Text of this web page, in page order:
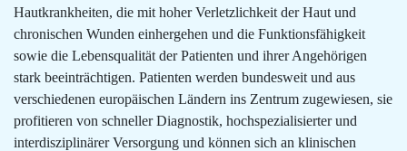
Hautkrankheiten, die mit hoher Verletzlichkeit der Haut und
chronischen Wunden einhergehen und die Funktionsfähigkeit
sowie die Lebensqualität der Patienten und ihrer Angehörigen
stark beeinträchtigen. Patienten werden bundesweit und aus
verschiedenen europäischen Ländern ins Zentrum zugewiesen, sie
profitieren von schneller Diagnostik, hochspezialisierter und
interdisziplinärer Versorgung und können sich an klinischen